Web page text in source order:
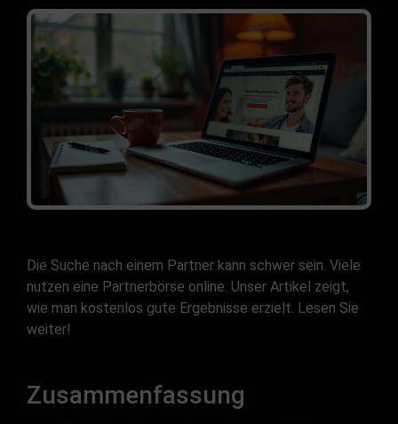
Die Suche nach einem Partner kann schwer sein. Viele
nutzen eine Partnerbörse online. Unser Artikel zeigt,
wie man kostenlos gute Ergebnisse erzielt. Lesen Sie
weiter!
Zusammenfassung